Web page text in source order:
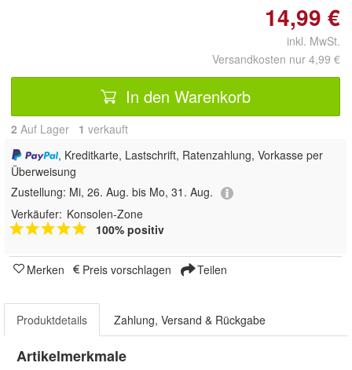
14,99 €
inkl. MwSt.
Versandkosten nur 4,99 €
In den Warenkorb
2 Auf Lager 1 verkauft
, Kreditkarte, Lastschrift, Ratenzahlung, Vorkasse per
Überweisung
Zustellung: Mi, 26. Aug. bis Mo, 31. Aug.
Verkäufer: Konsolen-Zone
100% positiv
Merken Preis vorschlagen Teilen
Produktdetails Zahlung, Versand & Rückgabe
Artikelmerkmale